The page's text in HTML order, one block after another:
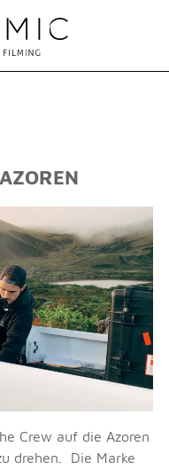
Crew auf die Azoren
drehen. Die Marke